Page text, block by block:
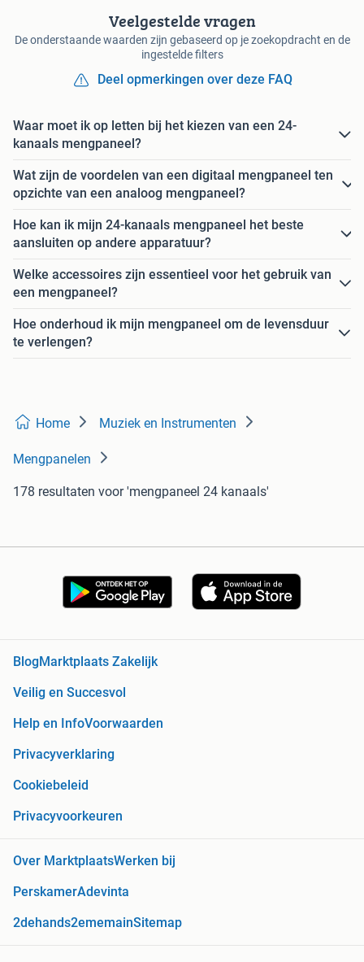
Veelgestelde vragen
De onderstaande waarden zijn gebaseerd op je zoekopdracht en de
ingestelde filters
Deel opmerkingen over deze FAQ
Waar moet ik op letten bij het kiezen van een 24-
kanaals mengpaneel?
Wat zijn de voordelen van een digitaal mengpaneel ten
opzichte van een analoog mengpaneel?
Hoe kan ik mijn 24-kanaals mengpaneel het beste
aansluiten op andere apparatuur?
Welke accessoires zijn essentieel voor het gebruik van
een mengpaneel?
Hoe onderhoud ik mijn mengpaneel om de levensduur
te verlengen?
Home Muziek en Instrumenten
Mengpanelen
178 resultaten voor 'mengpaneel 24 kanaals'
Blog Marktplaats Zakelijk
Veilig en Succesvol
Help en InfoVoorwaarden
Privacyverklaring
Cookiebeleid
Privacyvoorkeuren
Over MarktplaatsWerken bij
PerskamerAdevinta
2dehands2ememainSitemap